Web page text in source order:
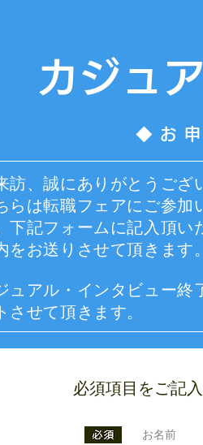
カジュ
◆お
訪、誠にありがとうござ
らは転職フェアにご参
下記フォームに記入頂い
をお送りさせて頂きます。
ュアル・インタビュー終
させて頂きます。
必須項目をご記